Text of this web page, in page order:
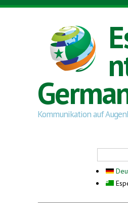
Skip to main content
Kommunikation auf